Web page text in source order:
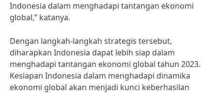
Indonesia dalam menghadapi tantangan ekonomi
global,” katanya.
Dengan langkah-langkah strategis tersebut,
diharapkan Indonesia dapat lebih siap dalam
menghadapi tantangan ekonomi global tahun 2023.
Kesiapan Indonesia dalam menghadapi dinamika
ekonomi global akan menjadi kunci keberhasilan